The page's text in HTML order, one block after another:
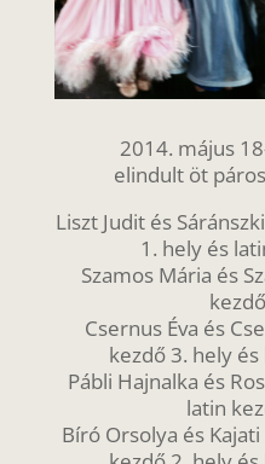
2014. május
elindult öt
Liszt Judit és
1. hely és
Szamos Mária és
Csernus Éva és
kezdő 3. hely
Pábli Hajnalka és
latin
Bíró Orsolya és